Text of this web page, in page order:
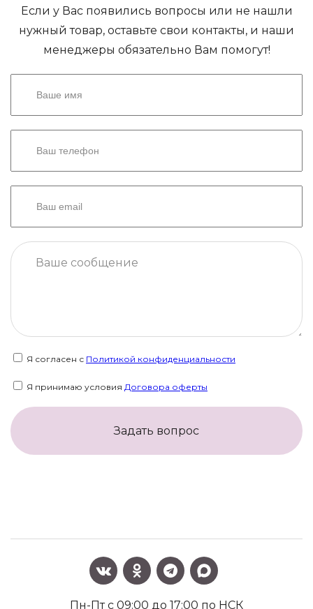
Если у Вас появились вопросы или не нашли
нужный товар, оставьте свои контакты, и наши
менеджеры обязательно Вам помогут!
Я согласен с Политикой конфиденциальности
Я принимаю условия Договора оферты
Задать вопрос
Пн-Пт с 09:00 до 17:00 по НСК